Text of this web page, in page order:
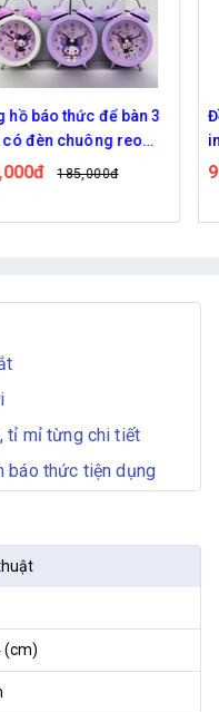
hồ báo thức để bàn 3
có đèn chuông reo
loại phong cách retro
115,000đ
tỉ mỉ từng chi tiết
báo thức tiện dụng
(cm)